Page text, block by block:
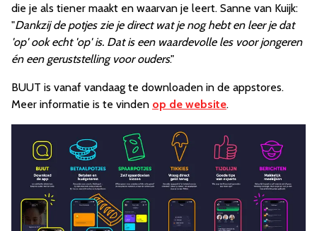
die je als tiener maakt en waarvan je leert. Sanne van Kuijk:
"Dankzij de potjes zie je direct wat je nog hebt en leer je dat
'op' ook echt 'op' is. Dat is een waardevolle les voor jongeren
én een geruststelling voor ouders."
BUUT is vanaf vandaag te downloaden in de appstores.
Meer informatie is te vinden op de website.